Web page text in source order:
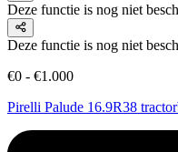
Deze functie is nog niet
Deze functie is nog niet
€0 - €1.000
Pirelli Palude 16.9R38